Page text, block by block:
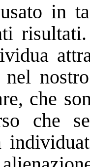
in
nel
che
che